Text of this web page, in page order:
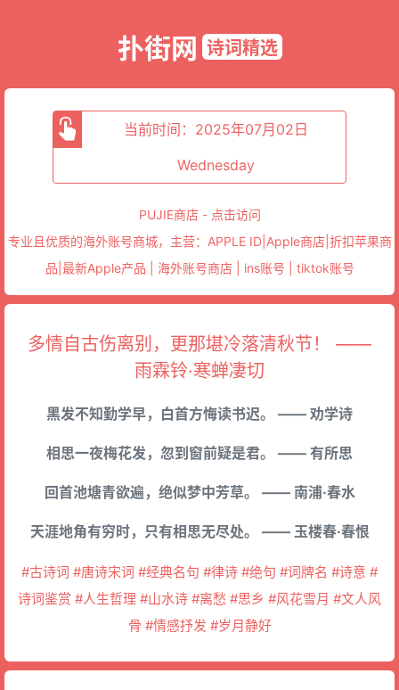
扑街网 诗词精选
当前时间：2025年07月02日
Wednesday
PUJIE商店 - 点击访问
专业且优质的海外账号商城，主营：APPLE ID|Apple商店|折扣苹果商
品|最新Apple产品 | 海外账号商店 | ins账号 | tiktok账号
多情自古伤离别，更那堪冷落清秋节！ ——
雨霖铃·寒蝉凄切
黑发不知勤学早，白首方悔读书迟。 —— 劝学诗
相思一夜梅花发，忽到窗前疑是君。 —— 有所思
回首池塘青欲遍，绝似梦中芳草。 —— 南浦·春水
天涯地角有穷时，只有相思无尽处。 —— 玉楼春·春恨
#古诗词 #唐诗宋词 #经典名句 #律诗 #绝句 #词牌名 #诗意 #
诗词鉴赏 #人生哲理 #山水诗 #离愁 #思乡 #风花雪月 #文人风
骨 #情感抒发 #岁月静好